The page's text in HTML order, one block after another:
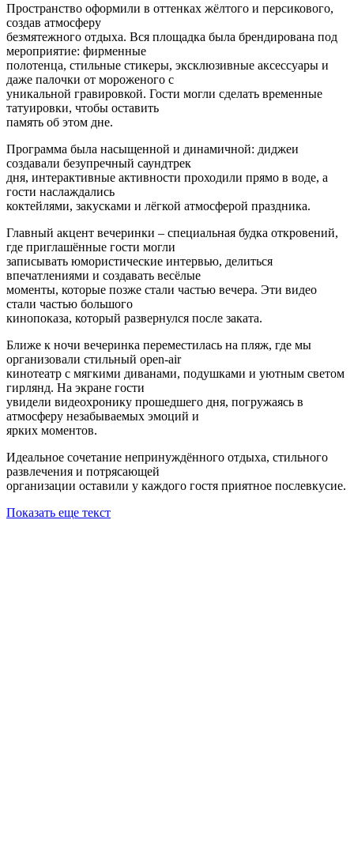
Пространство оформили в оттенках жёлтого и персикового,
создав атмосферу
безмятежного отдыха. Вся площадка была брендирована под
мероприятие: фирменные
полотенца, стильные стикеры, эксклюзивные аксессуары и
даже палочки от мороженого с
уникальной гравировкой. Гости могли сделать временные
татуировки, чтобы оставить
память об этом дне.
Программа была насыщенной и динамичной: диджеи
создавали безупречный саундтрек
дня, интерактивные активности проходили прямо в воде, а
гости наслаждались
коктейлями, закусками и лёгкой атмосферой праздника.
Главный акцент вечеринки – специальная будка откровений,
где приглашённые гости могли
записывать юмористические интервью, делиться
впечатлениями и создавать весёлые
моменты, которые позже стали частью вечера. Эти видео
стали частью большого
кинопоказа, который развернулся после заката.
Ближе к ночи вечеринка переместилась на пляж, где мы
организовали стильный open-air
кинотеатр с мягкими диванами, подушками и уютным светом
гирлянд. На экране гости
увидели видеохронику прошедшего дня, погружаясь в
атмосферу незабываемых эмоций и
ярких моментов.
Идеальное сочетание непринуждённого отдыха, стильного
развлечения и потрясающей
организации оставили у каждого гостя приятное послевкусие.
Показать еще текст